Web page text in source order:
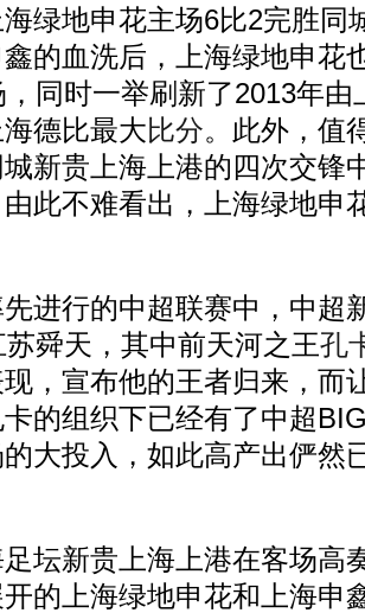
绿地申花主场6比2完胜同
的血洗后，上海绿地申花
同时一举刷新了2013年由
德比最大比分。此外，值
新贵上海上港的四次交锋
此不难看出，上海绿地申
行的中超联赛中，中超
舜天，其中前天河之王孔
，宣布他的王者归来，而
卡的组织下已经有了中超
大投入，如此高产出俨然
新贵上海上港在客场高
的上海绿地申花和上海申